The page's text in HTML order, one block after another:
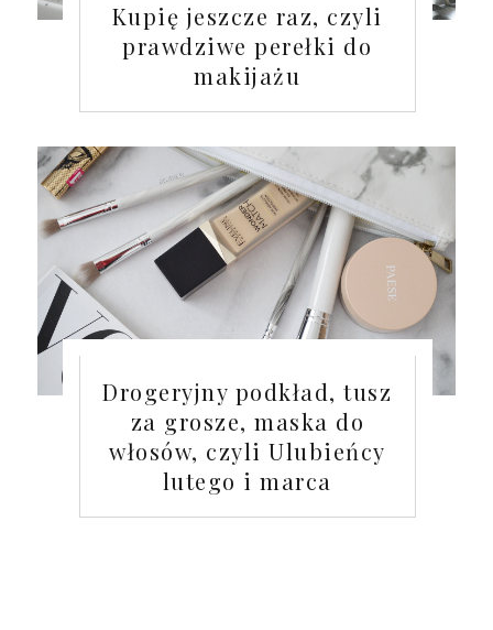
Kupię jeszcze raz, czyli
prawdziwe perełki do
makijażu
Drogeryjny podkład, tusz
za grosze, maska do
włosów, czyli Ulubieńcy
lutego i marca